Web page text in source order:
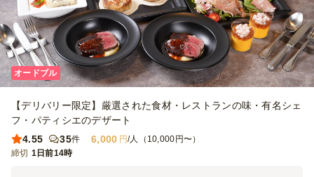
オードブル
【デリバリー限定】厳選された食材・レストランの味・有名シェ
フ・パティシエのデザート
4.55
35件 6,000 円/人（10,000円〜）
締切 1日前14時